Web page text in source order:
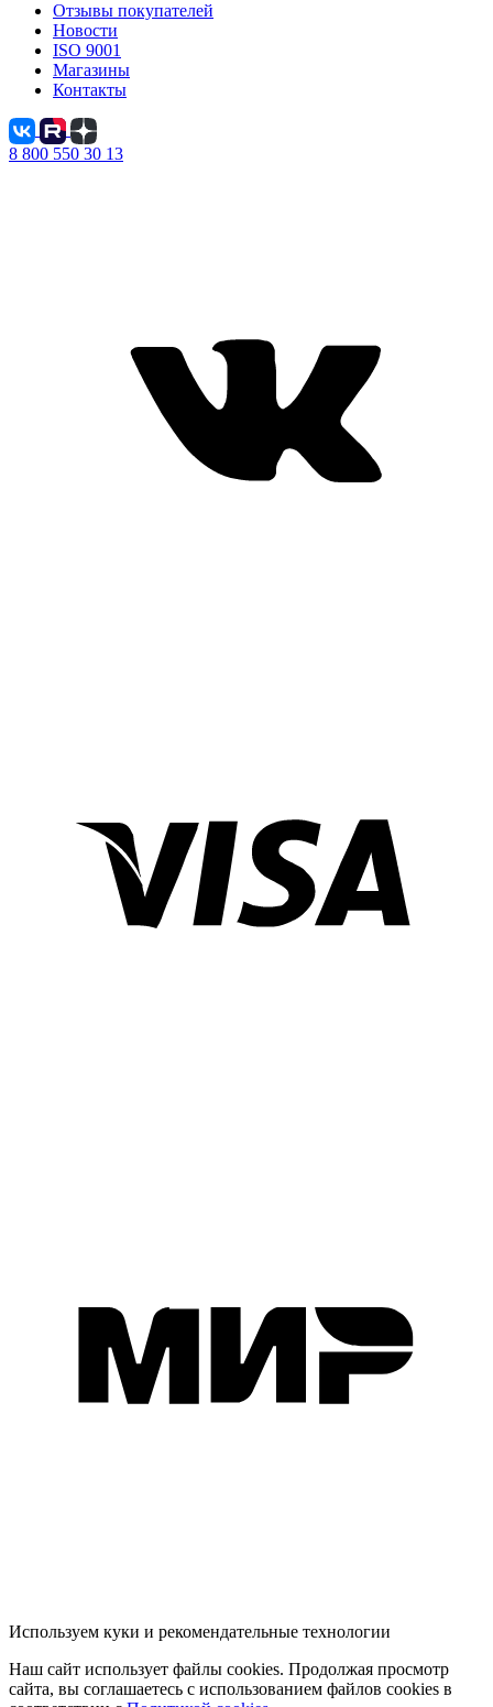
Отзывы покупателей
Новости
ISO 9001
Магазины
Контакты
8 800 550 30 13
Используем куки и рекомендательные технологии
Наш сайт использует файлы cookies. Продолжая просмотр
сайта, вы соглашаетесь с использованием файлов cookies в